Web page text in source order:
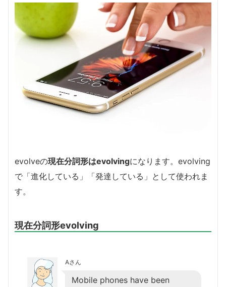
evolveの現在分詞形はevolvingになります。evolving
で「進化している」「発達している」として使われま
す。
現在分詞形evolving
Aさん
Mobile phones have been